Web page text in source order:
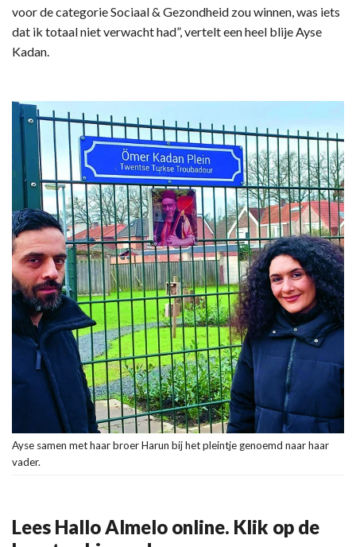
voor de categorie Sociaal & Gezondheid zou winnen, was iets
dat ik totaal niet verwacht had”, vertelt een heel blije Ayse
Kadan.
Ayse samen met haar broer Harun bij het pleintje genoemd naar haar
vader.
Lees Hallo Almelo online. Klik op de